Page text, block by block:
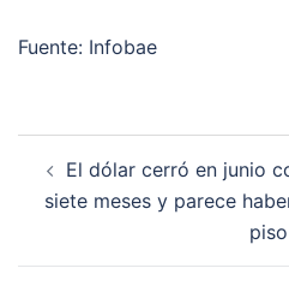
Fuente: Infobae
navigation
El dólar cerró en junio
siete meses y parece
piso